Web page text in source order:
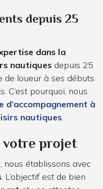
depuis 25
dans la
nautiques depuis 25
de loueur à ses débuts
C’est pourquoi, nous
d’accompagnement à
nautiques.
projet
établissons avec
. L’objectif est de bien